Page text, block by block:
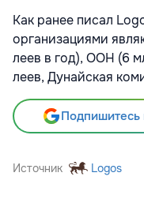
Как ранее писал
организациями
леев в год), ООН (6
леев, Дунайская
Подпишитесь
Источник Logos